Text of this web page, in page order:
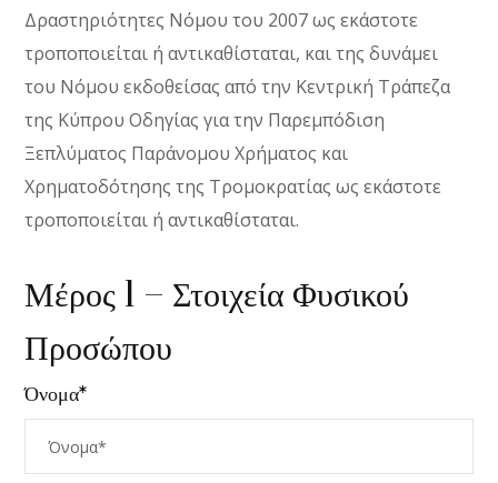
Δραστηριότητες Νόμου του 2007 ως εκάστοτε
τροποποιείται ή αντικαθίσταται, και της δυνάμει
του Νόμου εκδοθείσας από την Κεντρική Τράπεζα
της Κύπρου Οδηγίας για την Παρεμπόδιση
Ξεπλύματος Παράνομου Χρήματος και
Χρηματοδότησης της Τρομοκρατίας ως εκάστοτε
τροποποιείται ή αντικαθίσταται.
Μέρος 1 – Στοιχεία Φυσικού
Προσώπου
Όνομα*